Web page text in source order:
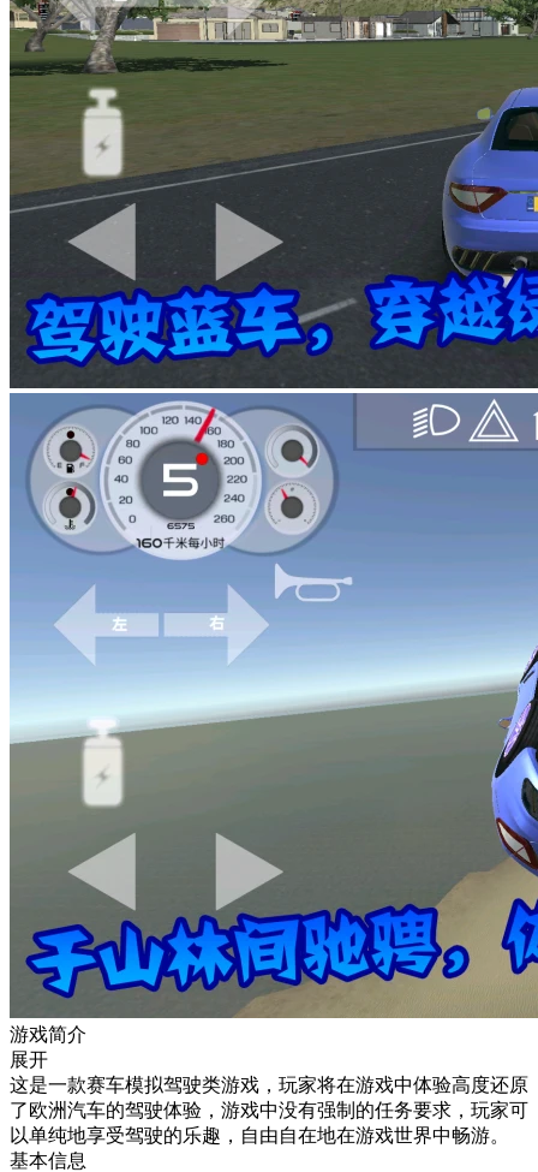
游戏简介
展开
这是一款赛车模拟驾驶类游戏，玩家将在游戏中体验高度还原
了欧洲汽车的驾驶体验，游戏中没有强制的任务要求，玩家可
以单纯地享受驾驶的乐趣，自由自在地在游戏世界中畅游。
基本信息